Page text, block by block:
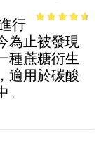
5
行
為止被發現
種蔗糖衍生
適用於碳酸